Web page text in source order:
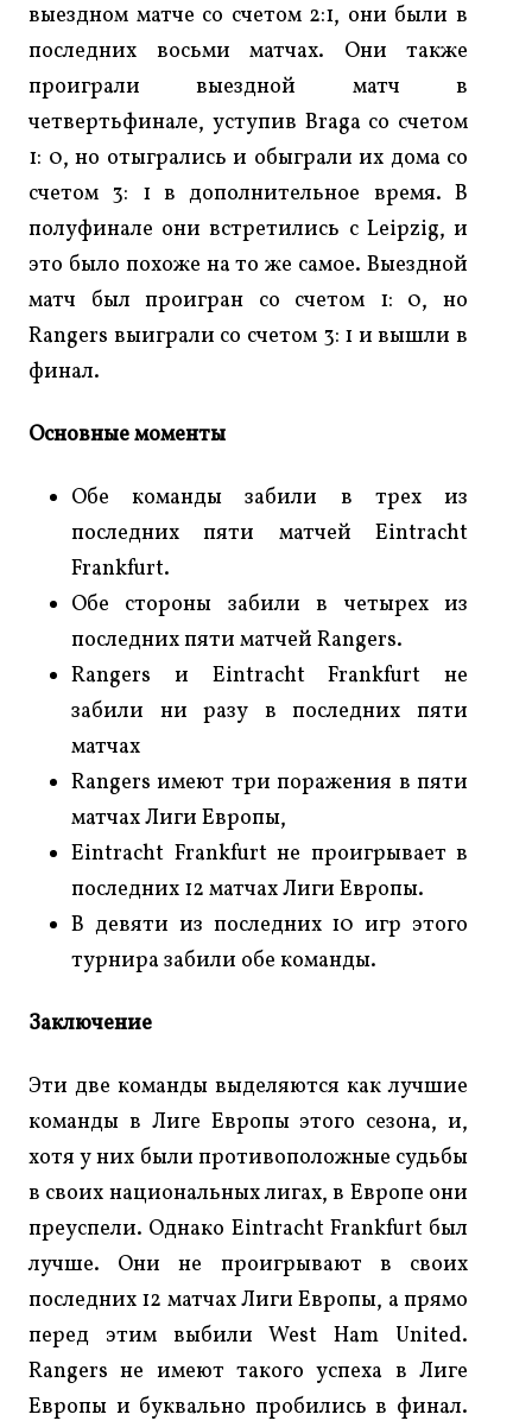
выездном матче со счетом 2:1, они были в
последних восьми матчах. Они также
проиграли выездной матч в
четвертьфинале, уступив Braga со счетом
1: 0, но отыгрались и обыграли их дома со
счетом 3: 1 в дополнительное время. В
полуфинале они встретились с Leipzig, и
это было похоже на то же самое. Выездной
матч был проигран со счетом 1: 0, но
Rangers выиграли со счетом 3: 1 и вышли в
финал.
Основные моменты
Обе команды забили в трех из
последних пяти матчей Eintracht
Frankfurt.
Обе стороны забили в четырех из
последних пяти матчей Rangers.
Rangers и Eintracht Frankfurt не
забили ни разу в последних пяти
матчах
Rangers имеют три поражения в пяти
матчах Лиги Европы,
Eintracht Frankfurt не проигрывает в
последних 12 матчах Лиги Европы.
В девяти из последних 10 игр этого
турнира забили обе команды.
Заключение
Эти две команды выделяются как лучшие
команды в Лиге Европы этого сезона, и,
хотя у них были противоположные судьбы
в своих национальных лигах, в Европе они
преуспели. Однако Eintracht Frankfurt был
лучше. Они не проигрывают в своих
последних 12 матчах Лиги Европы, а прямо
перед этим выбили West Ham United.
Rangers не имеют такого успеха в Лиге
Европы и буквально пробились в финал.